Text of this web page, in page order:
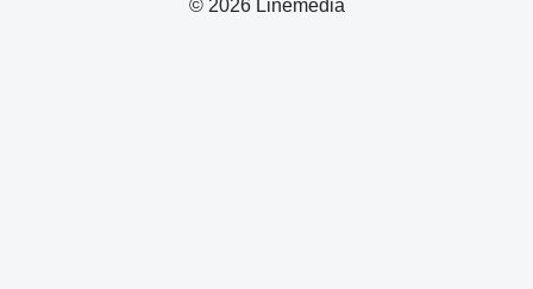
© 2026 Linemedia